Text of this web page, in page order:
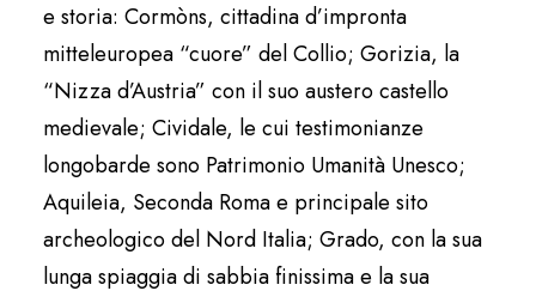
e storia: Cormòns, cittadina d’impronta
mitteleuropea “cuore” del Collio; Gorizia, la
“Nizza d’Austria” con il suo austero castello
medievale; Cividale, le cui testimonianze
longobarde sono Patrimonio Umanità Unesco;
Aquileia, Seconda Roma e principale sito
archeologico del Nord Italia; Grado, con la sua
lunga spiaggia di sabbia finissima e la sua